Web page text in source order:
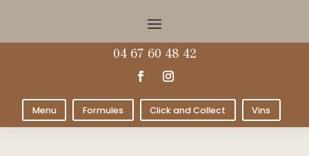
04 67 60 48 42
Menu Formules Click and Collect Vins